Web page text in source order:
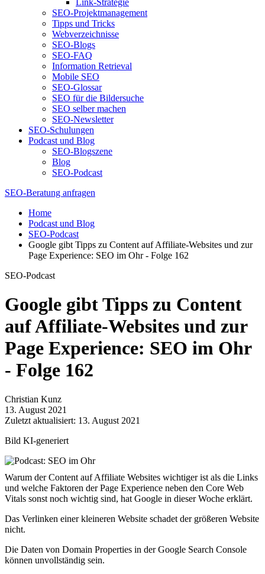
Link-Strategie
SEO-Projektmanagement
Tipps und Tricks
Webverzeichnisse
SEO-Blogs
SEO-FAQ
Information Retrieval
Mobile SEO
SEO-Glossar
SEO für die Bildersuche
SEO selber machen
SEO-Newsletter
SEO-Schulungen
Podcast und Blog
SEO-Blogszene
Blog
SEO-Podcast
SEO-Beratung anfragen
Home
Podcast und Blog
SEO-Podcast
Google gibt Tipps zu Content auf Affiliate-Websites und zur
Page Experience: SEO im Ohr - Folge 162
SEO-Podcast
Google gibt Tipps zu Content
auf Affiliate-Websites und zur
Page Experience: SEO im Ohr
- Folge 162
Christian Kunz
13. August 2021
Zuletzt aktualisiert: 13. August 2021
Bild KI-generiert
Warum der Content auf Affiliate Websites wichtiger ist als die Links
und welche Faktoren der Page Experience neben den Core Web
Vitals sonst noch wichtig sind, hat Google in dieser Woche erklärt.
Das Verlinken einer kleineren Website schadet der größeren Website
nicht.
Die Daten von Domain Properties in der Google Search Console
können unvollständig sein.